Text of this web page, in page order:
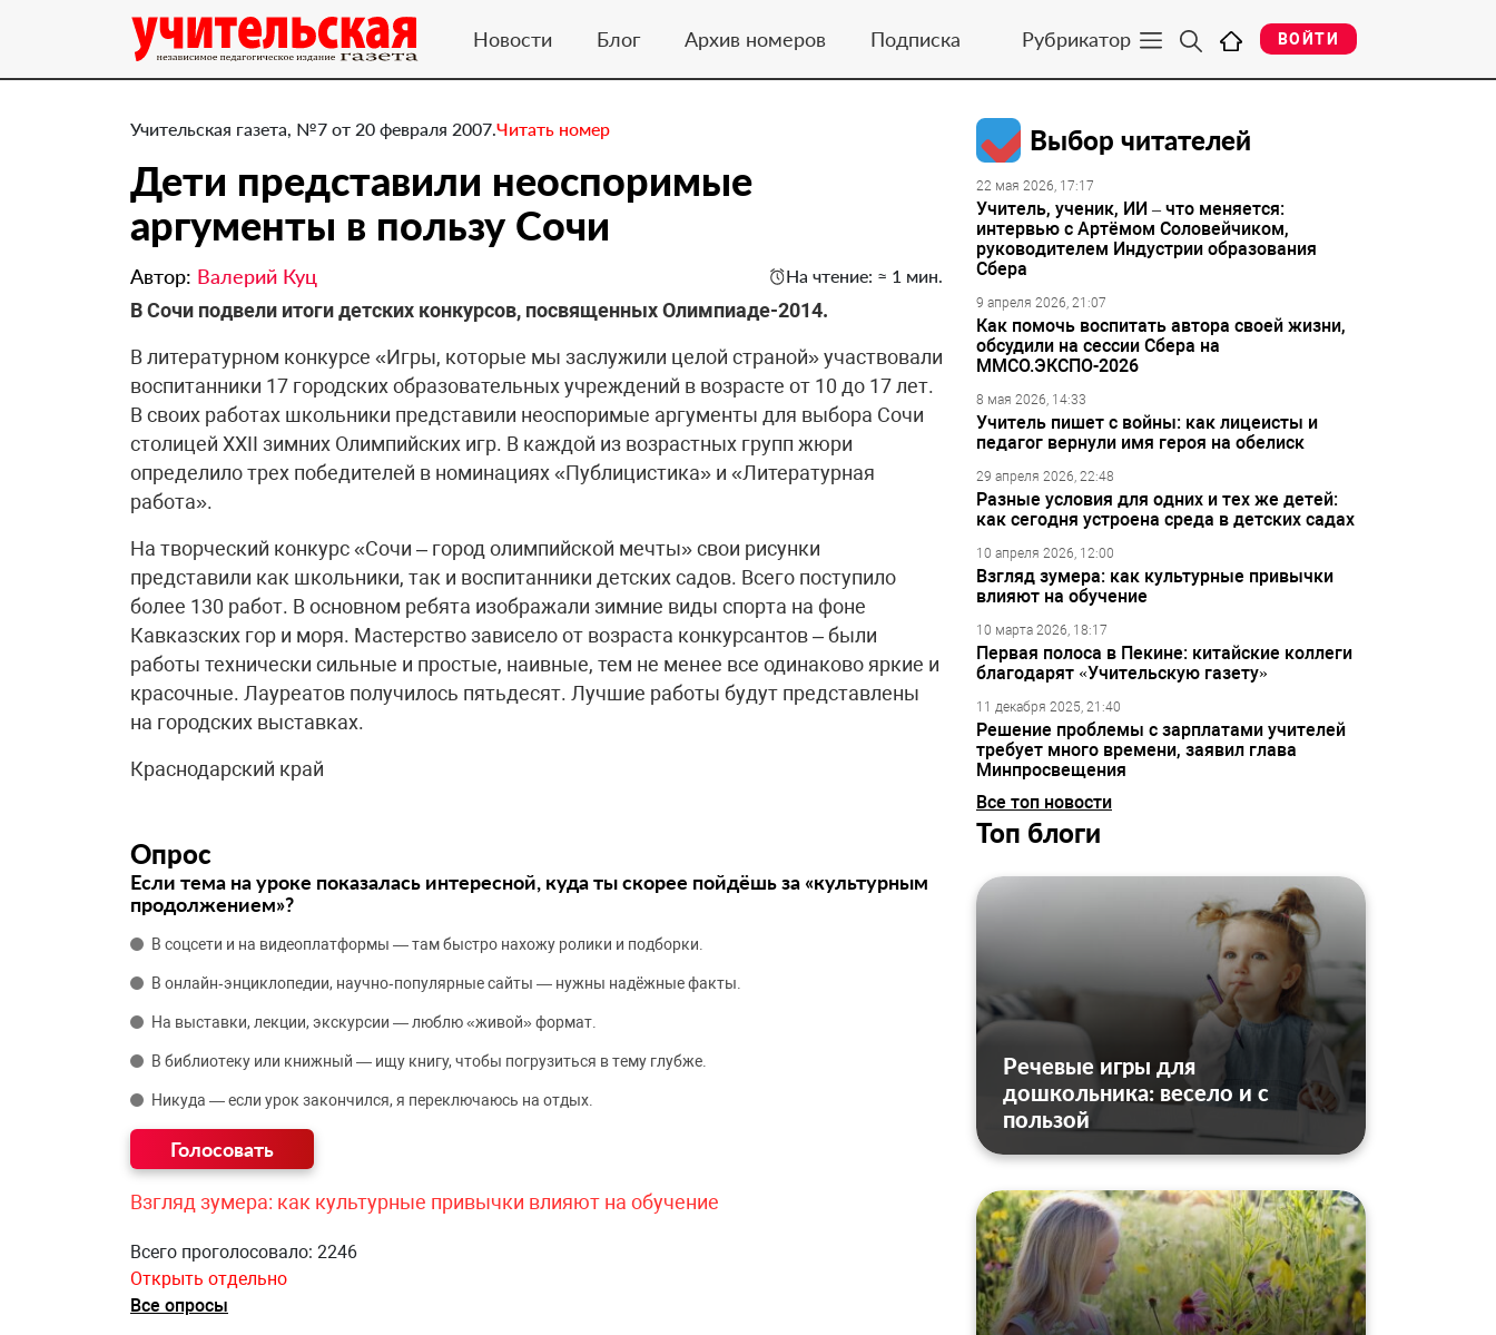
Новости Блог Архив номеров Подписка Рубрикатор ВОЙТИ
Учительская газета, №7 от 20 февраля 2007.Читать номер
Дети представили неоспоримые
аргументы в пользу Сочи
Автор: Валерий Куц На чтение: ≈ 1 мин.
В Сочи подвели итоги детских конкурсов, посвященных Олимпиаде-2014.
В литературном конкурсе «Игры, которые мы заслужили целой страной» участвовали
воспитанники 17 городских образовательных учреждений в возрасте от 10 до 17 лет.
В своих работах школьники представили неоспоримые аргументы для выбора Сочи
столицей XXII зимних Олимпийских игр. В каждой из возрастных групп жюри
определило трех победителей в номинациях «Публицистика» и «Литературная
работа».
На творческий конкурс «Сочи – город олимпийской мечты» свои рисунки
представили как школьники, так и воспитанники детских садов. Всего поступило
более 130 работ. В основном ребята изображали зимние виды спорта на фоне
Кавказских гор и моря. Мастерство зависело от возраста конкурсантов – были
работы технически сильные и простые, наивные, тем не менее все одинаково яркие и
красочные. Лауреатов получилось пятьдесят. Лучшие работы будут представлены
на городских выставках.
Краснодарский край
Опрос
Если тема на уроке показалась интересной, куда ты скорее пойдёшь за «культурным
продолжением»?
В соцсети и на видеоплатформы — там быстро нахожу ролики и подборки.
В онлайн‑энциклопедии, научно‑популярные сайты — нужны надёжные факты.
На выставки, лекции, экскурсии — люблю «живой» формат.
В библиотеку или книжный — ищу книгу, чтобы погрузиться в тему глубже.
Никуда — если урок закончился, я переключаюсь на отдых.
Взгляд зумера: как культурные привычки влияют на обучение
Всего проголосовало: 2246
Открыть отдельно
Все опросы
Выбор читателей
22 мая 2026, 17:17
Учитель, ученик, ИИ – что меняется:
интервью с Артёмом Соловейчиком,
руководителем Индустрии образования
Сбера
9 апреля 2026, 21:07
Как помочь воспитать автора своей жизни,
обсудили на сессии Сбера на
ММСО.ЭКСПО-2026
8 мая 2026, 14:33
Учитель пишет с войны: как лицеисты и
педагог вернули имя героя на обелиск
29 апреля 2026, 22:48
Разные условия для одних и тех же детей:
как сегодня устроена среда в детских садах
10 апреля 2026, 12:00
Взгляд зумера: как культурные привычки
влияют на обучение
10 марта 2026, 18:17
Первая полоса в Пекине: китайские коллеги
благодарят «Учительскую газету»
11 декабря 2025, 21:40
Решение проблемы с зарплатами учителей
требует много времени, заявил глава
Минпросвещения
Все топ новости
Топ блоги
Речевые игры для
дошкольника: весело и с
пользой